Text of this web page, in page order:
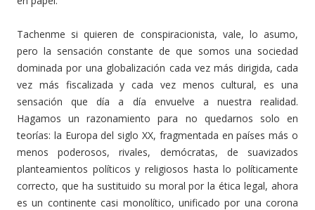
Tachenme si quieren de conspiracionista, vale, lo asumo,
pero la sensación constante de que somos una sociedad
dominada por una globalización cada vez más dirigida, cada
vez más fiscalizada y cada vez menos cultural, es una
sensación que día a día envuelve a nuestra realidad.
Hagamos un razonamiento para no quedarnos solo en
teorías: la Europa del siglo XX, fragmentada en países más o
menos poderosos, rivales, demócratas, de suavizados
planteamientos políticos y religiosos hasta lo políticamente
correcto, que ha sustituido su moral por la ética legal, ahora
es un continente casi monolítico, unificado por una corona